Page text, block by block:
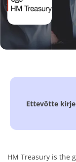
Ettevõtte
HM Treasury is the